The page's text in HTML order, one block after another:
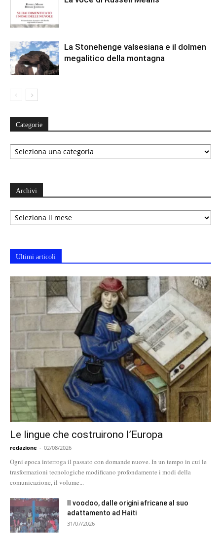
La Stonehenge valsesiana e il dolmen
megalitico della montagna
Categorie
Categorie
Archivi
Archivi
Ultimi articoli
Le lingue che costruirono l’Europa
redazione - 02/08/2026
Ogni epoca interroga il passato con domande nuove. In un tempo in cui le
trasformazioni tecnologiche modificano profondamente i modi della
comunicazione, il volume...
Il voodoo, dalle origini africane al suo
adattamento ad Haiti
31/07/2026